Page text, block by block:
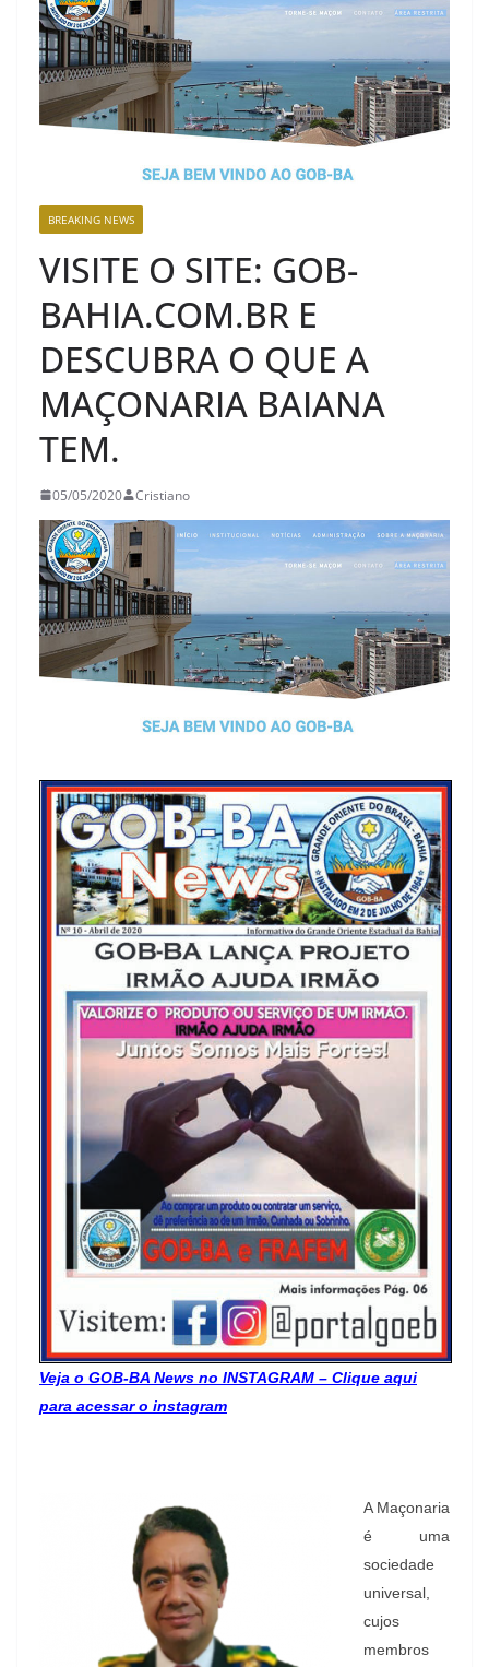
BREAKING NEWS
VISITE O SITE: GOB-
BAHIA.COM.BR E
DESCUBRA O QUE A
MAÇONARIA BAIANA
TEM.
05/05/2020 Cristiano
Veja o GOB-BA News no INSTAGRAM – Clique aqui
para acessar o instagram
A Maçonaria
é uma
sociedade
universal,
cujos
membros